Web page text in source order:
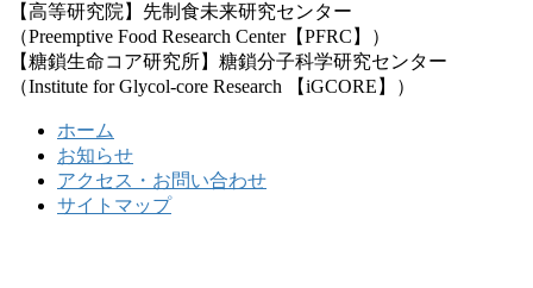
【高等研究院】先制食未来研究センター
（Preemptive Food Research Center【PFRC】）
【糖鎖生命コア研究所】糖鎖分子科学研究センター
（Institute for Glycol-core Research 【iGCORE】）
ホーム
お知らせ
アクセス・お問い合わせ
サイトマップ